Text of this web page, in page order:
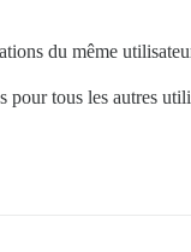
du même
tous les autres